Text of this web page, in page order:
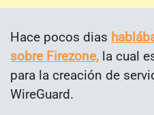
Hace pocos dias
sobre Firezone, la cual
para la creación de
WireGuard.